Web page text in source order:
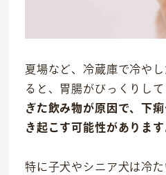
夏場など、冷蔵庫で冷や
ると、胃腸がびっくりして
ぎた飲み物が原因で、下
き起こす可能性があります
特に子犬やシニア犬は冷た